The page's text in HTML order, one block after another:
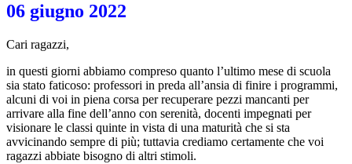
06 giugno 2022
Cari ragazzi,
in questi giorni abbiamo compreso quanto l’ultimo mese di scuola
sia stato faticoso: professori in preda all’ansia di finire i programmi,
alcuni di voi in piena corsa per recuperare pezzi mancanti per
arrivare alla fine dell’anno con serenità, docenti impegnati per
visionare le classi quinte in vista di una maturità che si sta
avvicinando sempre di più; tuttavia crediamo certamente che voi
ragazzi abbiate bisogno di altri stimoli.